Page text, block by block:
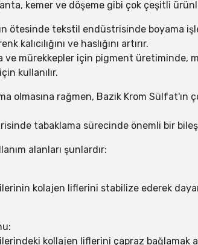
kemer ve döşeme gibi çok çeşitli
ötesinde tekstil endüstrisinde boyama
kalıcılığını ve haslığını artırır.
ve mürekkepler için pigment üretiminde,
kullanılır.
olmasına rağmen, Bazik Krom
tabaklama sürecinde önemli bir
alanları şunlardır:
kolajen liflerini stabilize ederek
kollajen liflerini çapraz bağlamak